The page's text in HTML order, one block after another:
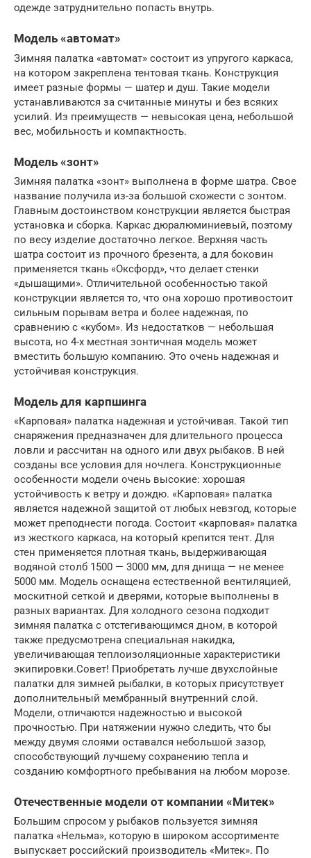
одежде затруднительно попасть внутрь.
Модель «автомат»
Зимняя палатка «автомат» состоит из упругого каркаса,
на котором закреплена тентовая ткань. Конструкция
имеет разные формы — шатер и душ. Такие модели
устанавливаются за считанные минуты и без всяких
усилий. Из преимуществ — невысокая цена, небольшой
вес, мобильность и компактность.
Модель «зонт»
Зимняя палатка «зонт» выполнена в форме шатра. Свое
название получила из-за большой схожести с зонтом.
Главным достоинством конструкции является быстрая
установка и сборка. Каркас дюралюминиевый, поэтому
по весу изделие достаточно легкое. Верхняя часть
шатра состоит из прочного брезента, а для боковин
применяется ткань «Оксфорд», что делает стенки
«дышащими». Отличительной особенностью такой
конструкции является то, что она хорошо противостоит
сильным порывам ветра и более надежная, по
сравнению с «кубом». Из недостатков — небольшая
высота, но 4-х местная зонтичная модель может
вместить большую компанию. Это очень надежная и
устойчивая конструкция.
Модель для карпшинга
«Карповая» палатка надежная и устойчивая. Такой тип
снаряжения предназначен для длительного процесса
ловли и рассчитан на одного или двух рыбаков. В ней
созданы все условия для ночлега. Конструкционные
особенности модели очень высокие: хорошая
устойчивость к ветру и дождю. «Карповая» палатка
является надежной защитой от любых невзгод, которые
может преподнести погода. Состоит «карповая» палатка
из жесткого каркаса, на который крепится тент. Для
стен применяется плотная ткань, выдерживающая
водяной столб 1500 — 3000 мм, для днища — не менее
5000 мм. Модель оснащена естественной вентиляцией,
москитной сеткой и дверями, которые выполнены в
разных вариантах. Для холодного сезона подходит
зимняя палатка с отстегивающимся дном, в которой
также предусмотрена специальная накидка,
увеличивающая теплоизоляционные характеристики
экипировки.Совет! Приобретать лучше двухслойные
палатки для зимней рыбалки, в которых присутствует
дополнительный мембранный внутренний слой.
Модели, отличаются надежностью и высокой
прочностью. При натяжении нужно следить, что бы
между двумя слоями оставался небольшой зазор,
способствующий лучшему сохранению тепла и
созданию комфортного пребывания на любом морозе.
Отечественные модели от компании «Митек»
Большим спросом у рыбаков пользуется зимняя
палатка «Нельма», которую в широком ассортименте
выпускает российский производитель «Митек». По